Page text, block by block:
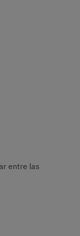
entre las